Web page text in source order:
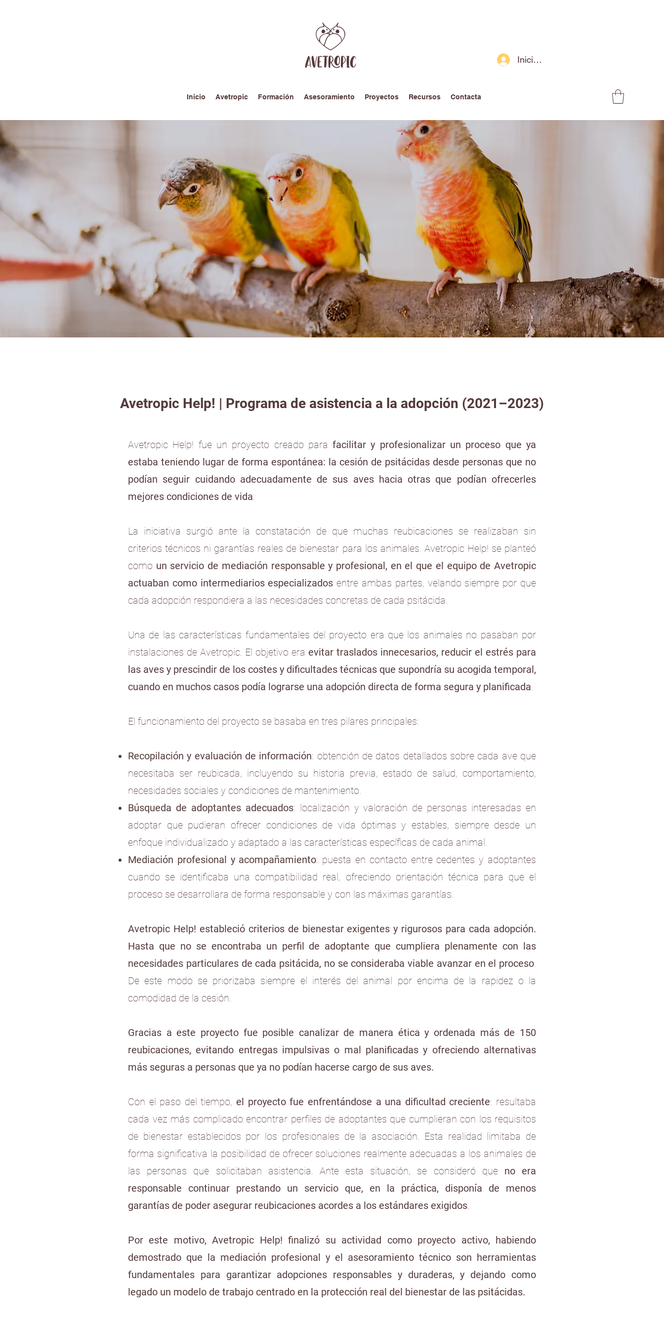
Iniciar sesión
Inicio Avetropic Formación Asesoramiento Proyectos Recursos Contacta
Avetropic Help! | Programa de asistencia a la adopción (2021–2023)
Avetropic Help! fue un proyecto creado parafacilitar y profesionalizar un proceso que ya
estaba teniendo lugar de forma espontánea: la cesión de psitácidas desde personas que no
podían seguir cuidando adecuadamente de sus aves hacia otras que podían ofrecerles
mejores condiciones de vida
La iniciativa surgió ante la constatación de que muchas reubicaciones se realizaban sin
criterios técnicos ni garantías reales de bienestar para los animales. Avetropic Help! se planteó
como un servicio de mediación responsable y profesional, en el que el equipo de Avetropic
actuaban como intermediarios especializados entre ambas partes, velando siempre por que
cada adopción respondiera a las necesidades concretas de cada psitácida.
Una de las características fundamentales del proyecto era que los animales no pasaban por
instalaciones de Avetropic. El objetivo era evitar traslados innecesarios, reducir el estrés para
las aves y prescindir de los costes y dificultades técnicas que supondría su acogida temporal,
cuando en muchos casos podía lograrse una adopción directa de forma segura y planificada
El funcionamiento del proyecto se basaba en tres pilares principales:
Recopilación y evaluación de información: obtención de datos detallados sobre cada ave que
necesitaba ser reubicada, incluyendo su historia previa, estado de salud, comportamiento,
necesidades sociales y condiciones de mantenimiento.
Búsqueda de adoptantes adecuados: localización y valoración de personas interesadas en
adoptar que pudieran ofrecer condiciones de vida óptimas y estables, siempre desde un
enfoque individualizado y adaptado a las características específicas de cada animal.
Mediación profesional y acompañamiento: puesta en contacto entre cedentes y adoptantes
cuando se identificaba una compatibilidad real, ofreciendo orientación técnica para que el
proceso se desarrollara de forma responsable y con las máximas garantías.
Avetropic Help! estableció criterios de bienestar exigentes y rigurosos para cada adopción.
Hasta que no se encontraba un perfil de adoptante que cumpliera plenamente con las
necesidades particulares de cada psitácida, no se consideraba viable avanzar en el proceso
De este modo se priorizaba siempre el interés del animal por encima de la rapidez o la
comodidad de la cesión.
Gracias a este proyecto fue posible canalizar de manera ética y ordenada más de 150
reubicaciones, evitando entregas impulsivas o mal planificadas y ofreciendo alternativas
más seguras a personas que ya no podían hacerse cargo de sus aves.
Con el paso del tiempo, el proyecto fue enfrentándose a una dificultad creciente: resultaba
cada vez más complicado encontrar perfiles de adoptantes que cumplieran con los requisitos
de bienestar establecidos por los profesionales de la asociación. Esta realidad limitaba de
forma significativa la posibilidad de ofrecer soluciones realmente adecuadas a los animales de
las personas que solicitaban asistencia. Ante esta situación, se consideró que no era
responsable continuar prestando un servicio que, en la práctica, disponía de menos
garantías de poder asegurar reubicaciones acordes a los estándares exigidos
Por este motivo, Avetropic Help! finalizó su actividad como proyecto activo, habiendo
demostrado que la mediación profesional y el asesoramiento técnico son herramientas
fundamentales para garantizar adopciones responsables y duraderas, y dejando como
legado un modelo de trabajo centrado en la protección real del bienestar de las psitácidas.